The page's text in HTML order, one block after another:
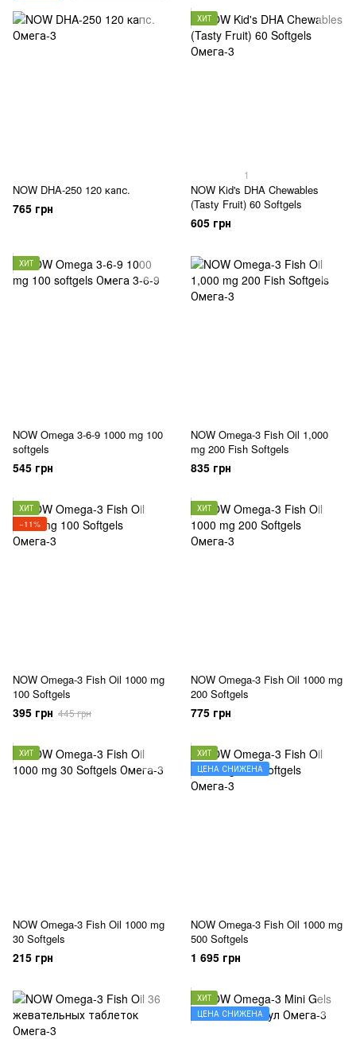
NOW DHA-250 120 капс.
765 грн
ХИТ
1
NOW Kid's DHA Chewables
(Tasty Fruit) 60 Softgels
605 грн
ХИТ
NOW Omega 3-6-9 1000 mg 100
softgels
545 грн
NOW Omega-3 Fish Oil 1,000
mg 200 Fish Softgels
835 грн
ХИТ
−11%
NOW Omega-3 Fish Oil 1000 mg
100 Softgels
395 грн 445 грн
ХИТ
NOW Omega-3 Fish Oil 1000 mg
200 Softgels
775 грн
ХИТ
NOW Omega-3 Fish Oil 1000 mg
30 Softgels
215 грн
ХИТ
ЦЕНА СНИЖЕНА
NOW Omega-3 Fish Oil 1000 mg
500 Softgels
1 695 грн
ХИТ
ЦЕНА СНИЖЕНА